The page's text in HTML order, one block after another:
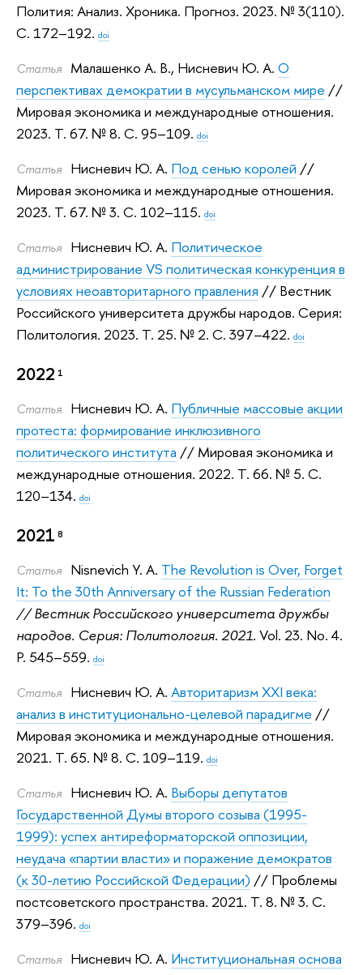
Полития: Анализ. Хроника. Прогноз. 2023. № 3(110).
С. 172–192. doi
Статья Малашенко А. В., Нисневич Ю. А. О
перспективах демократии в мусульманском мире //
Мировая экономика и международные отношения.
2023. Т. 67. № 8. С. 95–109. doi
Статья Нисневич Ю. А. Под сенью королей //
Мировая экономика и международные отношения.
2023. Т. 67. № 3. С. 102–115. doi
Статья Нисневич Ю. А. Политическое
администрирование VS политическая конкуренция в
условиях неоавторитарного правления // Вестник
Российского университета дружбы народов. Серия:
Политология. 2023. Т. 25. № 2. С. 397–422. doi
2022 1
Статья Нисневич Ю. А. Публичные массовые акции
протеста: формирование инклюзивного
политического института // Мировая экономика и
международные отношения. 2022. Т. 66. № 5. С.
120–134. doi
2021 8
Статья Nisnevich Y. A. The Revolution is Over, Forget
It: To the 30th Anniversary of the Russian Federation
// Вестник Российского университета дружбы
народов. Серия: Политология. 2021. Vol. 23. No. 4.
P. 545–559. doi
Статья Нисневич Ю. А. Авторитаризм XXI века:
анализ в институционально-целевой парадигме //
Мировая экономика и международные отношения.
2021. Т. 65. № 8. С. 109–119. doi
Статья Нисневич Ю. А. Выборы депутатов
Государственной Думы второго созыва (1995-
1999): успех антиреформаторской оппозиции,
неудача «партии власти» и поражение демократов
(к 30-летию Российской Федерации) // Проблемы
постсоветского пространства. 2021. Т. 8. № 3. С.
379–396. doi
Статья Нисневич Ю. А. Институциональная основа